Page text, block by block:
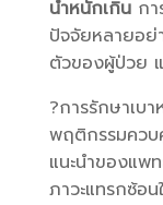
น้ำหนักเกินกา
ปัจจัยหลายอย่
ตัวของผู้ป่วย
?การรักษาเบ
พฤติกรรมควบ
แนะนำของแ
ภาวะแทรกซ้อน